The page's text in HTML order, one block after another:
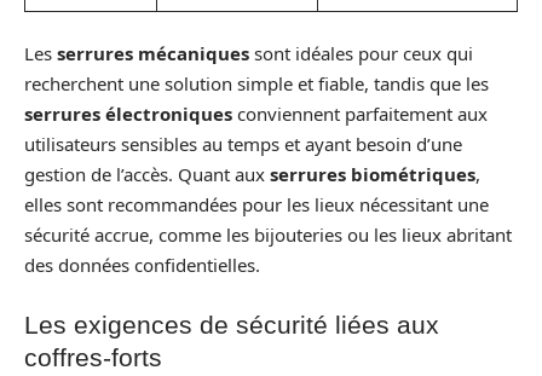
Les serrures mécaniques sont idéales pour ceux qui
recherchent une solution simple et fiable, tandis que les
serrures électroniques conviennent parfaitement aux
utilisateurs sensibles au temps et ayant besoin d’une
gestion de l’accès. Quant aux serrures biométriques,
elles sont recommandées pour les lieux nécessitant une
sécurité accrue, comme les bijouteries ou les lieux abritant
des données confidentielles.
Les exigences de sécurité liées aux
coffres-forts